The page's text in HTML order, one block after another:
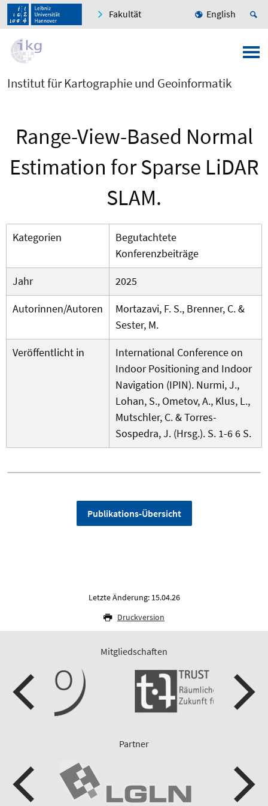
Fakultät English
Institut für Kartographie und Geoinformatik
Range-View-Based Normal
Estimation for Sparse LiDAR
SLAM.
Kategorien
Begutachtete
Konferenzbeiträge
Jahr
2025
Autorinnen/Autoren
Mortazavi, F. S., Brenner, C. &
Sester, M.
Veröffentlicht in
International Conference on
Indoor Positioning and Indoor
Navigation (IPIN). Nurmi, J.,
Lohan, S., Ometov, A., Klus, L.,
Mutschler, C. & Torres-
Sospedra, J. (Hrsg.). S. 1-6 6 S.
Publikations-Übersicht
Letzte Änderung: 15.04.26
Druckversion
Mitgliedschaften
Partner